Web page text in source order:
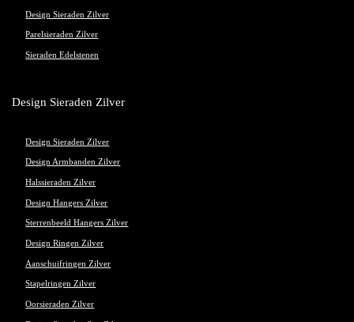
Design Sieraden Zilver
Parelsieraden Zilver
Sieraden Edelstenen
Design Sieraden Zilver
Design Sieraden Zilver
Design Armbanden Zilver
Halssieraden Zilver
Design Hangers Zilver
Sterrenbeeld Hangers Zilver
Design Ringen Zilver
Aanschuifringen Zilver
Stapelringen Zilver
Oorsieraden Zilver